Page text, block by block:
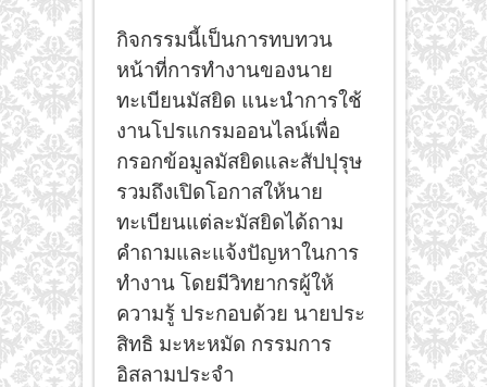
กิจกรรมนี้เป็นการทบทวน
หน้าที่การทำงานของนาย
ทะเบียนมัสยิด แนะนำการใช้
งานโปรแกรมออนไลน์เพื่อ
กรอกข้อมูลมัสยิดและสัปปุรุษ
รวมถึงเปิดโอกาสให้นาย
ทะเบียนแต่ละมัสยิดได้ถาม
คำถามและแจ้งปัญหาในการ
ทำงาน โดยมีวิทยากรผู้ให้
ความรู้ ประกอบด้วย นายประ
สิทธิ มะหะหมัด กรรมการ
อิสลามประจำ